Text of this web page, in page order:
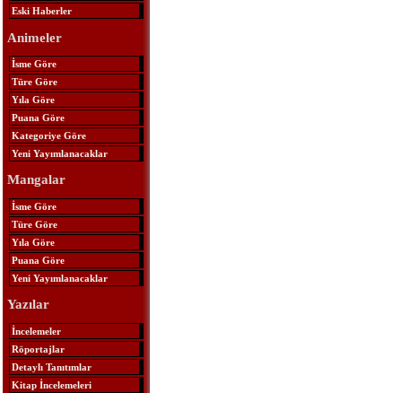
Eski Haberler
Animeler
İsme Göre
Türe Göre
Yıla Göre
Puana Göre
Kategoriye Göre
Yeni Yayımlanacaklar
Mangalar
İsme Göre
Türe Göre
Yıla Göre
Puana Göre
Yeni Yayımlanacaklar
Yazılar
İncelemeler
Röportajlar
Detaylı Tanıtımlar
Kitap İncelemeleri